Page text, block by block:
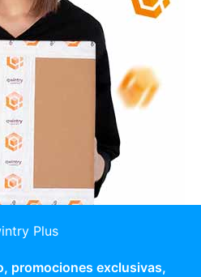
Plus
promociones exclusivas,